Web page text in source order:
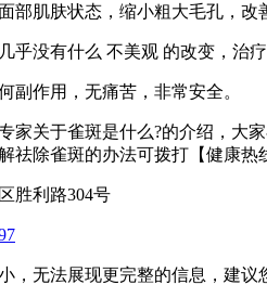
部肌肤状态，缩小粗大毛孔，
乎没有什么 不美观 的改变，治
副作用，无痛苦，非常安全。
家关于雀斑是什么?的介绍，大
祛除雀斑的办法可拨打【健康热
胜利路304号
，无法展现更完整的信息，建